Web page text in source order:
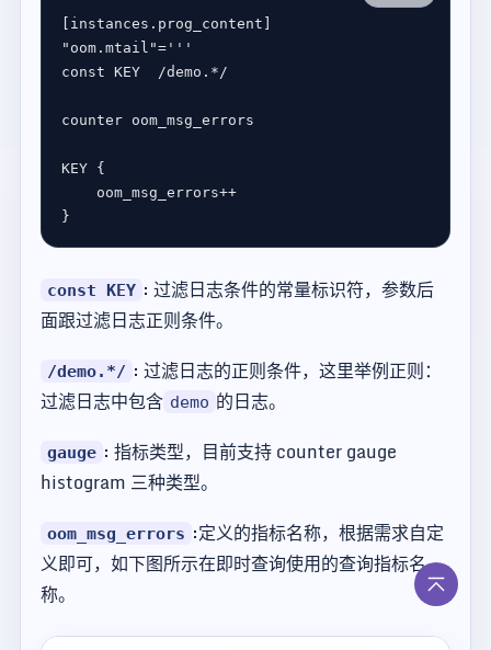
instances . prog_content
"oom.mtail"= '' '
const KEY /demo . */
counter oom_msg_errors
KEY
oom_msg_errors++
const KEY : 过滤日志条件的常量标识符，参数后
面跟过滤日志正则条件。
/demo.*/ : 过滤日志的正则条件，这里举例正则：
过滤日志中包含 demo 的日志。
gauge : 指标类型，目前支持 counter gauge
histogram 三种类型。
oom_msg_errors :定义的指标名称，根据需求自定
义即可，如下图所示在即时查询使用的查询指标名
称。